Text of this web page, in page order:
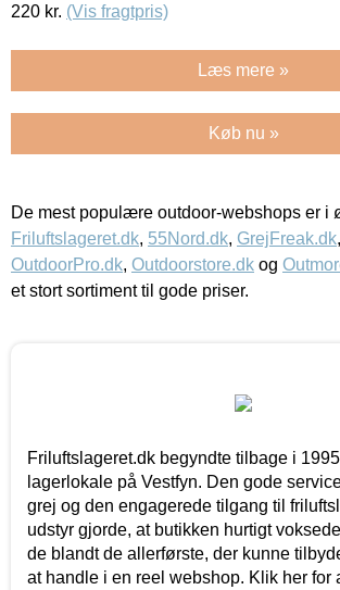
220 kr. (Vis fragtpris)
Læs mere »
Køb nu »
De mest populære outdoor-webshops er i
Friluftslageret.dk, 55Nord.dk, GrejFreak.dk,
OutdoorPro.dk, Outdoorstore.dk og
et stort sortiment til gode priser.
Friluftslageret.dk begyndte tilbage i
lagerlokale på Vestfyn. Den gode
grej og den engagerede tilgang til
udstyr gjorde, at butikken hurtigt
de blandt de allerførste, der kunne
at handle i en reel webshop. Klik her for